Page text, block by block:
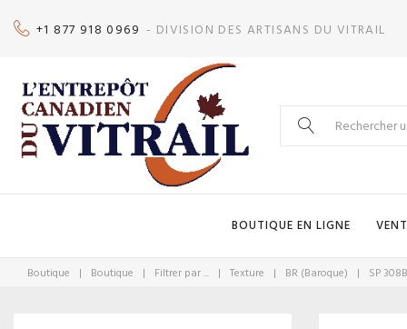
+1 877 918 0969 - DIVISION DES ARTISANS DU VITRAIL
Search
BOUTIQUE EN LIGNE
Boutique | Boutique | Filtrer par ... | Texture | BR (Baroque) | SP